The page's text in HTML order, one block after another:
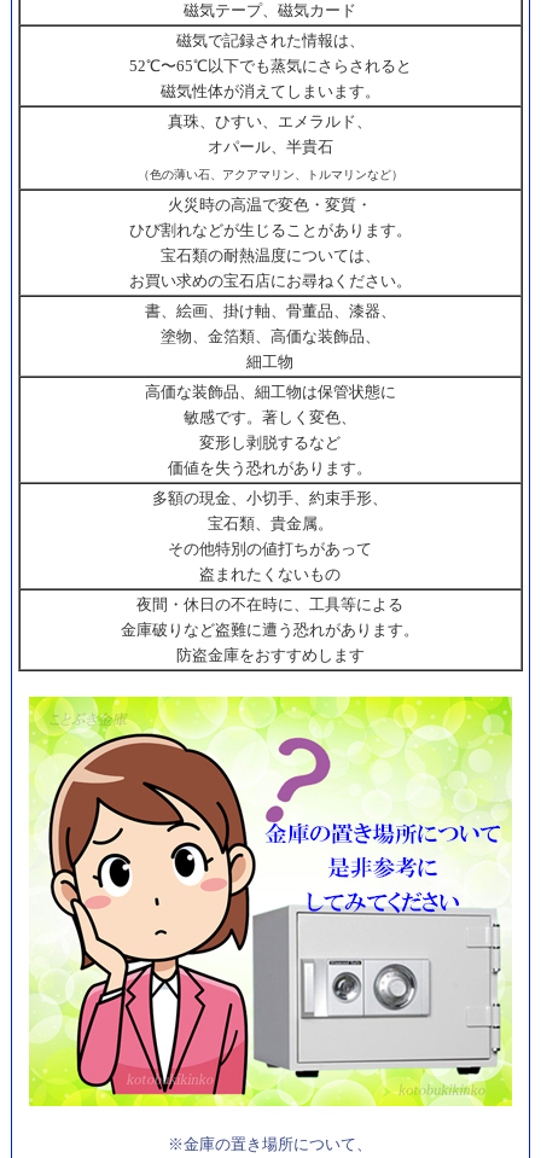
磁気テープ、磁気カード
磁気で記録された情報は、
52℃〜65℃以下でも蒸気にさらされると
磁気性体が消えてしまいます。
真珠、ひすい、エメラルド、
オパール、半貴石
（色の薄い石、アクアマリン、トルマリンなど）
火災時の高温で変色・変質・
ひび割れなどが生じることがあります。
宝石類の耐熱温度については、
お買い求めの宝石店にお尋ねください。
書、絵画、掛け軸、骨董品、漆器、
塗物、金箔類、高価な装飾品、
細工物
高価な装飾品、細工物は保管状態に
敏感です。著しく変色、
変形し剥脱するなど
価値を失う恐れがあります。
多額の現金、小切手、約束手形、
宝石類、貴金属。
その他特別の値打ちがあって
盗まれたくないもの
夜間・休日の不在時に、工具等による
金庫破りなど盗難に遭う恐れがあります。
防盗金庫をおすすめします
※金庫の置き場所について、